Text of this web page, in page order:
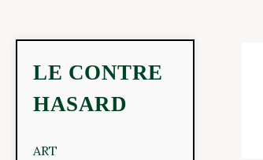
LE CONTRE
HASARD
ART